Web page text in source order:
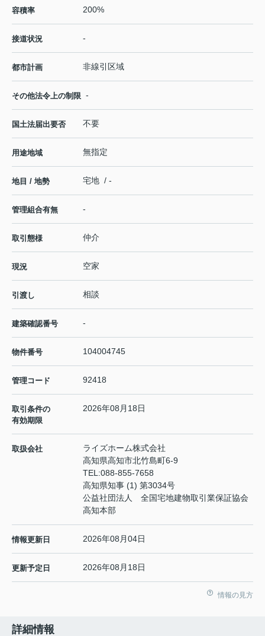
容積率 200%
接道状況 -
都市計画 非線引区域
その他法令上の制限 -
国土法届出要否 不要
用途地域 無指定
地目 / 地勢 宅地 / -
管理組合有無 -
取引態様 仲介
現況 空家
引渡し 相談
建築確認番号 -
物件番号 104004745
管理コード 92418
取引条件の
有効期限
2026年08月18日
取扱会社
ライズホーム株式会社
高知県高知市北竹島町6-9
TEL:088-855-7658
高知県知事 (1) 第3034号
公益社団法人 全国宅地建物取引業保証協会
高知本部
情報更新日 2026年08月04日
更新予定日 2026年08月18日
情報の見方
詳細情報